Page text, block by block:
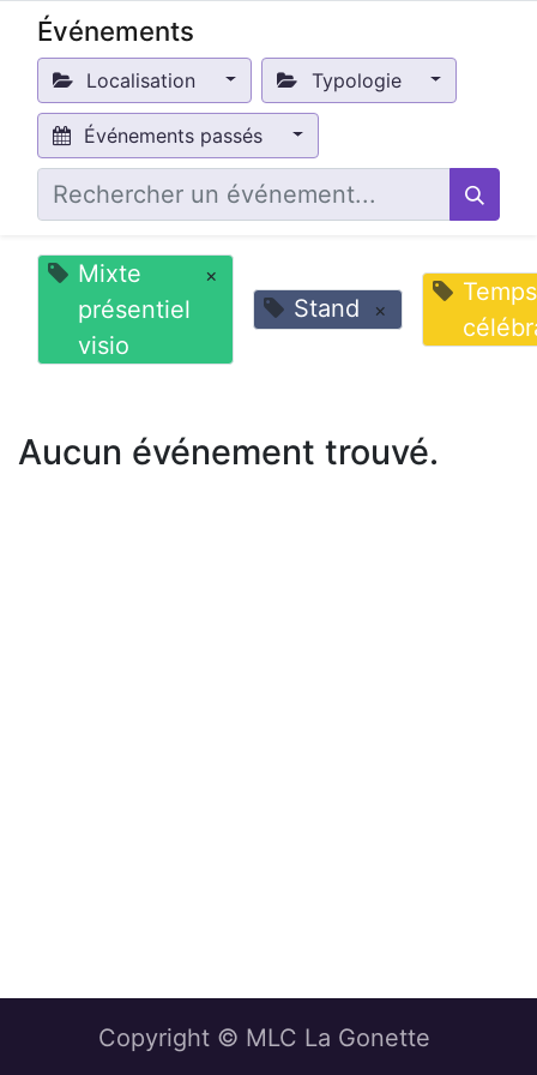
Événements
Localisation Typologie
Événements passés
Mixte
présentiel
visio
×
Stand ×
Temps
Aucun événement trouvé.
Copyright © MLC La Gonette